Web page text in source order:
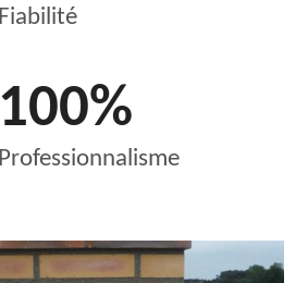
Fiabilité
100%
Professionnalisme